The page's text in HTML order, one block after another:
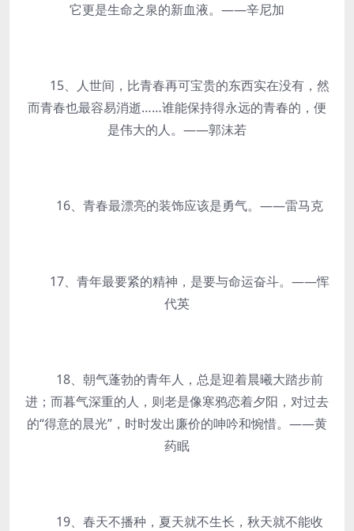
它更是生命之泉的新血液。——辛尼加
15、人世间，比青春再可宝贵的东西实在没有，然
而青春也最容易消逝……谁能保持得永远的青春的，便
是伟大的人。——郭沫若
16、青春最漂亮的装饰应该是勇气。——雷马克
17、青年最要紧的精神，是要与命运奋斗。——恽
代英
18、朝气蓬勃的青年人，总是迎着晨曦大踏步前
进；而暮气深重的人，则老是像寒鸦恋着夕阳，对过去
的“得意的晨光”，时时发出廉价的呻吟和惋惜。——黄
药眠
19、春天不播种，夏天就不生长，秋天就不能收